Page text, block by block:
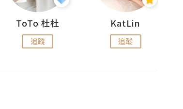
ToTo 杜杜
追蹤
KatLin
追蹤